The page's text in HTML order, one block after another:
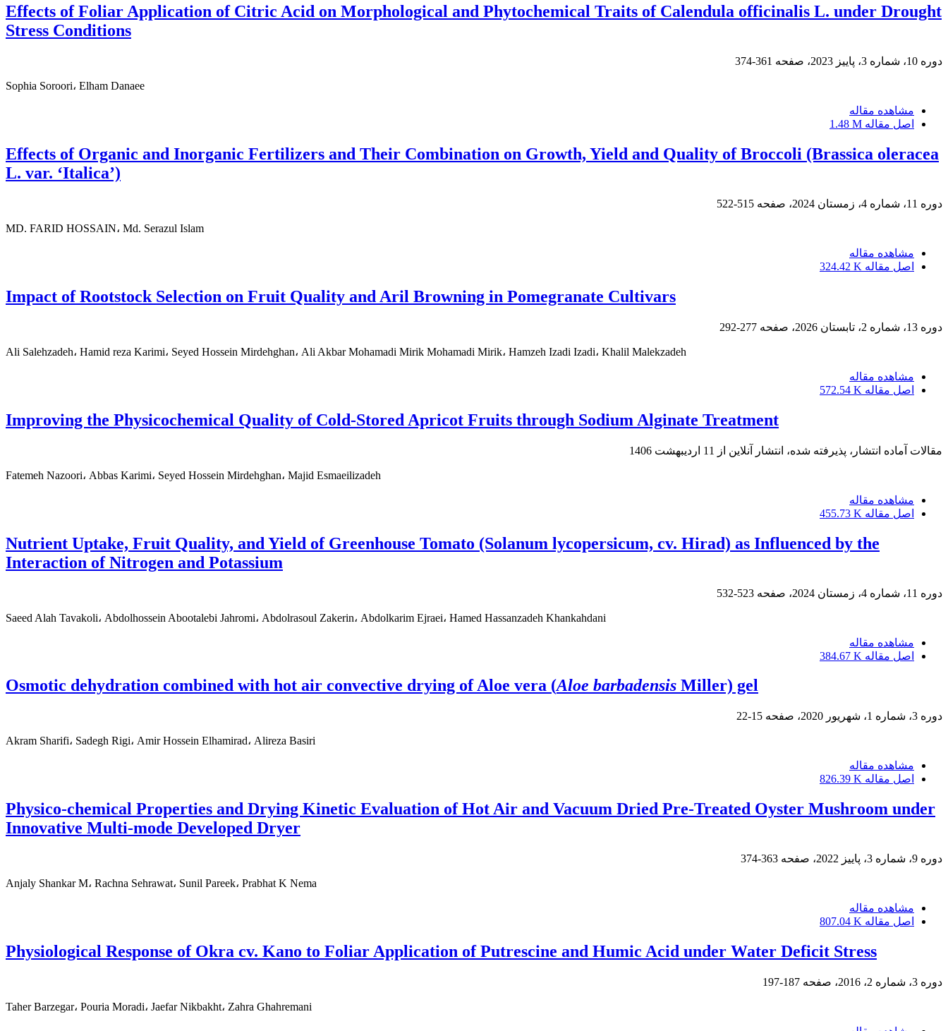
Effects of Foliar Application of Citric Acid on Morphological and Phytochemical Traits of Calendula officinalis L. under Drought
Stress Conditions
دوره 10، شماره 3، پاییز 2023، صفحه 361-374
Sophia Soroori، Elham Danaee
مشاهده مقاله
اصل مقاله 1.48 M
Effects of Organic and Inorganic Fertilizers and Their Combination on Growth, Yield and Quality of Broccoli (Brassica oleracea
L. var. ‘Italica’)
دوره 11، شماره 4، زمستان 2024، صفحه 515-522
MD. FARID HOSSAIN، Md. Serazul Islam
مشاهده مقاله
اصل مقاله 324.42 K
Impact of Rootstock Selection on Fruit Quality and Aril Browning in Pomegranate Cultivars
دوره 13، شماره 2، تابستان 2026، صفحه 277-292
Ali Salehzadeh، Hamid reza Karimi، Seyed Hossein Mirdehghan، Ali Akbar Mohamadi Mirik Mohamadi Mirik، Hamzeh Izadi Izadi، Khalil Malekzadeh
مشاهده مقاله
اصل مقاله 572.54 K
Improving the Physicochemical Quality of Cold-Stored Apricot Fruits through Sodium Alginate Treatment
مقالات آماده انتشار، پذیرفته شده، انتشار آنلاین از 11 اردیبهشت 1406
Fatemeh Nazoori، Abbas Karimi، Seyed Hossein Mirdehghan، Majid Esmaeilizadeh
مشاهده مقاله
اصل مقاله 455.73 K
Nutrient Uptake, Fruit Quality, and Yield of Greenhouse Tomato (Solanum lycopersicum, cv. Hirad) as Influenced by the
Interaction of Nitrogen and Potassium
دوره 11، شماره 4، زمستان 2024، صفحه 523-532
Saeed Alah Tavakoli، Abdolhossein Abootalebi Jahromi، Abdolrasoul Zakerin، Abdolkarim Ejraei، Hamed Hassanzadeh Khankahdani
مشاهده مقاله
اصل مقاله 384.67 K
Osmotic dehydration combined with hot air convective drying of Aloe vera (Aloe barbadensis Miller) gel
دوره 3، شماره 1، شهریور 2020، صفحه 15-22
Akram Sharifi، Sadegh Rigi، Amir Hossein Elhamirad، Alireza Basiri
مشاهده مقاله
اصل مقاله 826.39 K
Physico-chemical Properties and Drying Kinetic Evaluation of Hot Air and Vacuum Dried Pre-Treated Oyster Mushroom under
Innovative Multi-mode Developed Dryer
دوره 9، شماره 3، پاییز 2022، صفحه 363-374
Anjaly Shankar M، Rachna Sehrawat، Sunil Pareek، Prabhat K Nema
مشاهده مقاله
اصل مقاله 807.04 K
Physiological Response of Okra cv. Kano to Foliar Application of Putrescine and Humic Acid under Water Deficit Stress
دوره 3، شماره 2، 2016، صفحه 187-197
Taher Barzegar، Pouria Moradi، Jaefar Nikbakht، Zahra Ghahremani